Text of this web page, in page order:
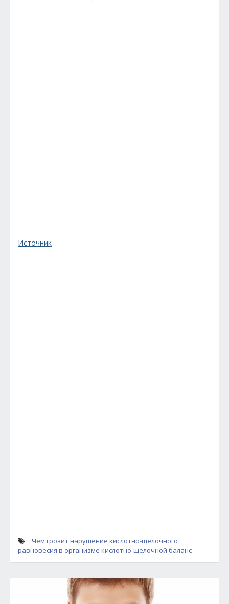
Источник
Чем грозит нарушение кислотно-щелочного
равновесия в организме кислотно-щелочной баланс